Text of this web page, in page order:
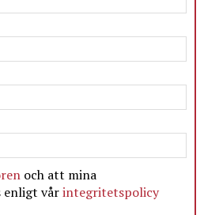
och att mina
enligt vårintegritetspolicy